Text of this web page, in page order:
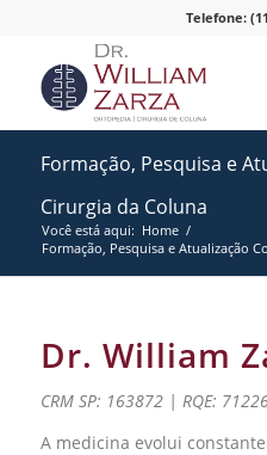
Telefone:
Formação, Pesquisa e
Cirurgia da Coluna
Você está aqui: Home /
Formação, Pesquisa e Atualização
Dr. William
CRM SP: 163872 | RQE:
A medicina evolui